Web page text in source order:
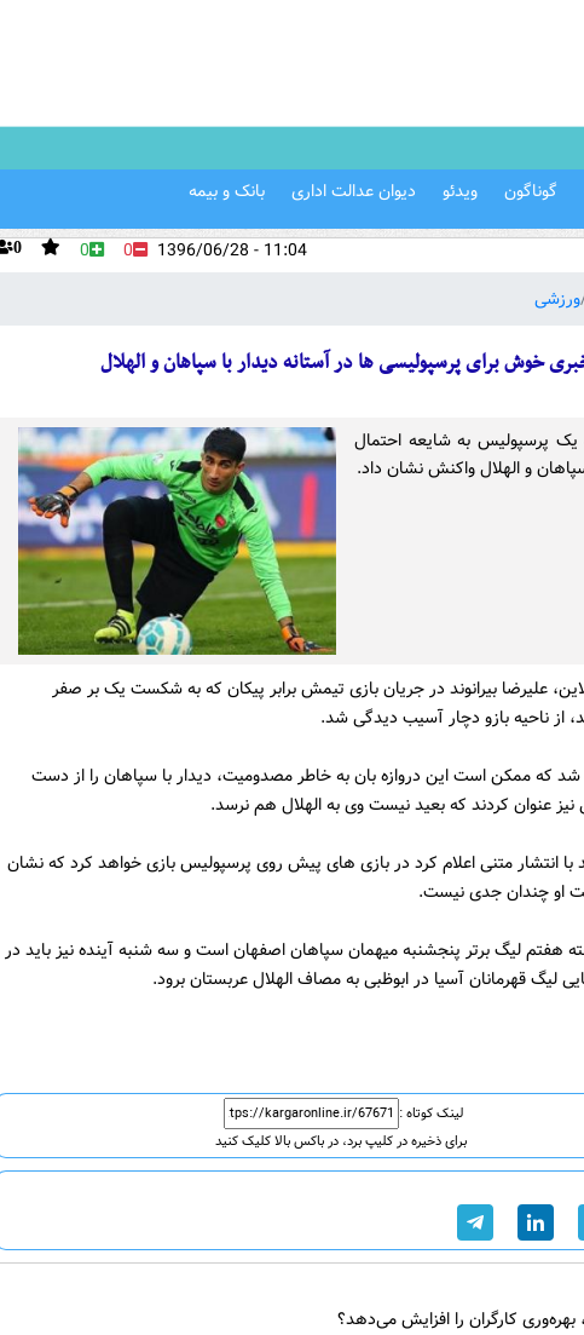
گوناگون ویدئو دیوان عدالت اداری بانک و بیمه
0 0 0
11:04 - 1396/06/28
ورزشی
خوش برای پرسپولیسی ها در آستانه دیدار با سپاهان و الهلال
یک پرسپولیس به شایعه احتمال
و الهلال واکنش نشان داد.
علیرضا بیرانوند در جریان بازی تیمش برابر پیکان که به شکست یک بر صفر
از ناحیه بازو دچار آسیب دیدگی شد.
شد که ممکن است این دروازه بان به خاطر مصدومیت، دیدار با سپاهان را از دست
عنوان کردند که بعید نیست وی به الهلال هم نرسد.
با انتشار متنی اعلام کرد در بازی های پیش روی پرسپولیس بازی خواهد کرد که نشان
او چندان جدی نیست.
هفتم لیگ برتر پنجشنبه میهمان سپاهان اصفهان است و سه شنبه آینده نیز باید در
لیگ قهرمانان آسیا در ابوظبی به مصاف الهلال عربستان برود.
لینک کوتاه :
برای ذخیره در کلیپ برد، در باکس بالا کلیک کنید
کارگران را افزایش می‌دهد؟